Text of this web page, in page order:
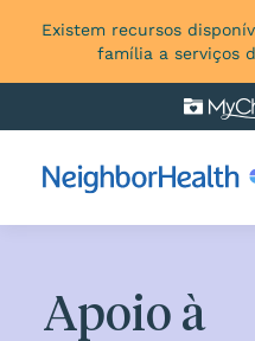
Existem recursos
família a serviços
Apoio à